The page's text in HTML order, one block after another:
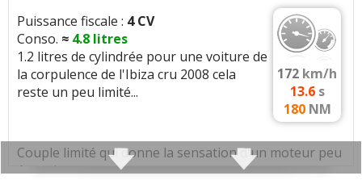
5.1 L/100km
Problèmes rencontrés :Fuite système de
climatisation
Prix assurance :800 euros/an
172 km/h
13.6 s
180 NM
Puissance fiscale : 4 CV
Conso. ≈ 4.8 litres
1.2 litres de cylindrée pour une voiture de
la corpulence de l'Ibiza cru 2008 cela
reste un peu limité...
Couple limité qui donne la sensation d'un moteur peu
énergique.